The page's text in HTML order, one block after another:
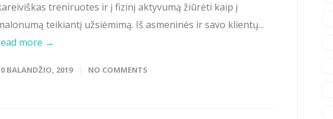
treniruotes ir į fizinį aktyvumą žiūrėti kaip į
teikiantį užsiėmimą. Iš asmeninės ir savo klientų...
more →
BALANDŽIO, 2019 NO COMMENTS